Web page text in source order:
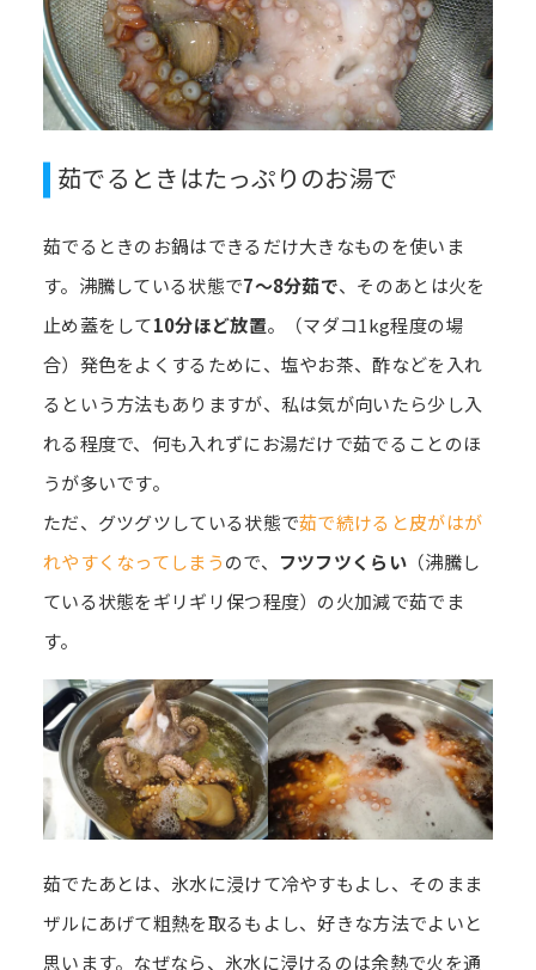
茹でるときはたっぷりのお湯で
茹でるときのお鍋はできるだけ大きなものを使いま
す。沸騰している状態で7～8分茹で、そのあとは火を
止め蓋をして10分ほど放置。（マダコ1kg程度の場
合）発色をよくするために、塩やお茶、酢などを入れ
るという方法もありますが、私は気が向いたら少し入
れる程度で、何も入れずにお湯だけで茹でることのほ
うが多いです。
ただ、グツグツしている状態で茹で続けると皮がはが
れやすくなってしまうので、 フツフツくらい（沸騰し
ている状態をギリギリ保つ程度）の火加減で茹でま
す。
茹でたあとは、氷水に浸けて冷やすもよし、そのまま
ザルにあげて粗熱を取るもよし、好きな方法でよいと
思います。なぜなら、氷水に浸けるのは余熱で火を通